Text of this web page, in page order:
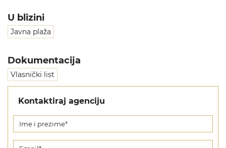
U blizini
Javna plaža
Dokumentacija
Vlasnički list
Kontaktiraj agenciju